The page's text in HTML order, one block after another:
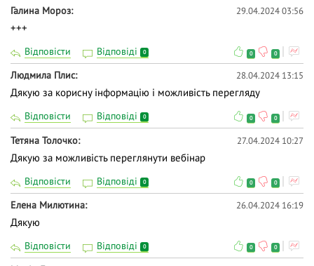
Галина Мороз 29.04.2024 03:56
+++
Відповісти Відповіді 0 0 0
Людмила Плис 28.04.2024 13:15
Дякую за корисну інформацію і можливість перегляду
Відповісти Відповіді 0 0 0
Тетяна Толочко 27.04.2024 10:27
Дякую за можливість переглянути вебінар
Відповісти Відповіді 0 0 0
Елена Милютина 26.04.2024 16:19
Дякую
Відповісти Відповіді 0 0 0